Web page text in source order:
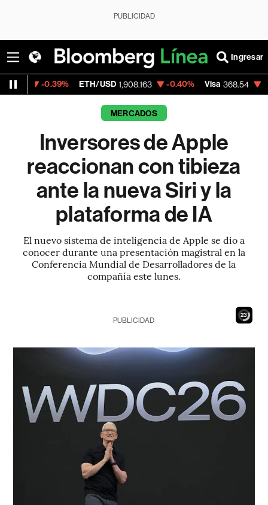
PUBLICIDAD
Ingresar
ETH/USD 1,908.163 -0.40% Visa 368.54 -0.28%
MERCADOS
Inversores de Apple
reaccionan con tibieza
ante la nueva Siri y la
plataforma de IA
El nuevo sistema de inteligencia de Apple se dio a
conocer durante una presentación magistral en la
Conferencia Mundial de Desarrolladores de la
compañía este lunes.
22
PUBLICIDAD